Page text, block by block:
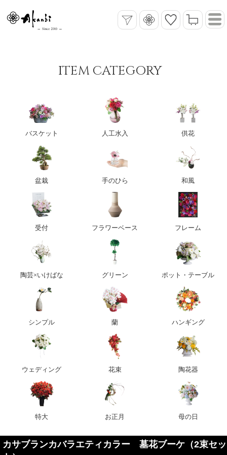
ITEM CATEGORY
バスケット 人工水入 供花
盆栽 手のひら 和風
受付 フラワーベース フレーム
陶芸×いけばな グリーン ポット・テーブル
シンプル 蘭 ハンギング
ウェディング 花束 陶花器
特大 お正月 母の日
カサブランカバラエティカラー 墓花ブーケ（2束セッ